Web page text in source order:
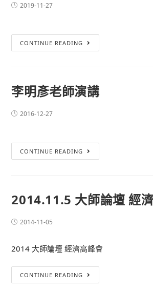
2019-11-27
CONTINUE READING
李明彥老師演講
2016-12-27
CONTINUE READING
2014.11.5 大師論壇 經
2014-11-05
2014 大師論壇 經濟高峰會
CONTINUE READING